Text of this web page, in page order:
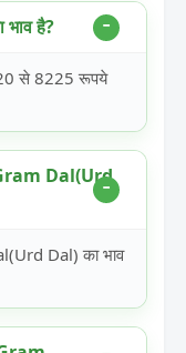
है?
से 8225 रूपये
Dal(Urd
Dal) का भाव